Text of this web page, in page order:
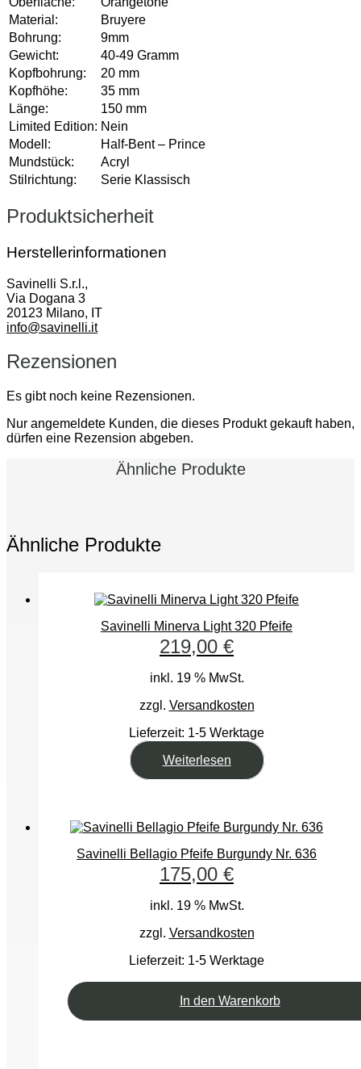
Material:
Bruyere
Bohrung:
9mm
Gewicht:
40-49 Gramm
Kopfbohrung:
20 mm
Kopfhöhe:
35 mm
Länge:
150 mm
Limited Edition: Nein
Modell:
Half-Bent – Prince
Mundstück:
Acryl
Stilrichtung:
Serie Klassisch
Produktsicherheit
Herstellerinformationen
Savinelli S.r.l.,
Via Dogana 3
20123 Milano, IT
info@savinelli.it
Rezensionen
Es gibt noch keine Rezensionen.
Nur angemeldete Kunden, die dieses Produkt gekauft haben,
dürfen eine Rezension abgeben.
Ähnliche Produkte
Ähnliche Produkte
Savinelli Minerva Light 320 Pfeife
219,00 €
inkl. 19 % MwSt.
zzgl. Versandkosten
Lieferzeit: 1-5 Werktage
Weiterlesen
Savinelli Bellagio Pfeife Burgundy Nr. 636
175,00 €
inkl. 19 % MwSt.
zzgl. Versandkosten
Lieferzeit: 1-5 Werktage
In den Warenkorb